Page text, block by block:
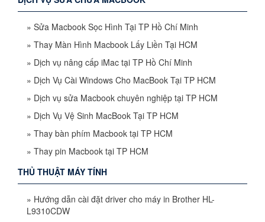
» Sửa Macbook Sọc Hình Tại TP Hồ Chí Minh
» Thay Màn Hình Macbook Lấy Liền Tại HCM
» Dịch vụ nâng cấp iMac tại TP Hồ Chí Minh
» Dịch Vụ Cài Windows Cho MacBook Tại TP HCM
» Dịch vụ sửa Macbook chuyên nghiệp tại TP HCM
» Dịch Vụ Vệ Sinh MacBook Tại TP HCM
» Thay bàn phím Macbook tại TP HCM
» Thay pin Macbook tại TP HCM
THỦ THUẬT MÁY TÍNH
» Hướng dẫn cài đặt driver cho máy in Brother HL-
L9310CDW